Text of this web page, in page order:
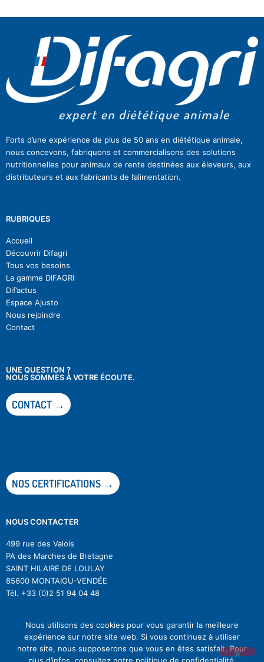
Forts d’une expérience de plus de 50 ans en diététique animale,
nous concevons, fabriquons et commercialisons des solutions
nutritionnelles pour animaux de rente destinées aux éleveurs, aux
distributeurs et aux fabricants de l’alimentation.
RUBRIQUES
Accueil
Découvrir Difagri
Tous vos besoins
La gamme DIFAGRI
Dif’actus
Espace Ajusto
Nous rejoindre
Contact
UNE QUESTION ?
NOUS SOMMES À VOTRE ÉCOUTE.
CONTACT →
NOS CERTIFICATIONS →
NOUS CONTACTER
499 rue des Valois
PA des Marches de Bretagne
SAINT HILAIRE DE LOULAY
85600 MONTAIGU-VENDÉE
Tél. +33 (0)2 51 94 04 48
© Difagri |Mentions légales |RGPD|Se désinscrire à la newsletter
Nous utilisons des cookies pour vous garantir la meilleure
expérience sur notre site web. Si vous continuez à utiliser
notre site, nous supposerons que vous en êtes satisfait. Pour